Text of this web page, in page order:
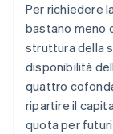
Per richiedere
bastano meno
struttura della
disponibilità
quattro
ripartire il
quota per